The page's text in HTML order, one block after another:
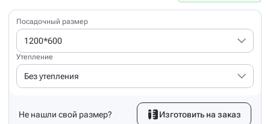
Посадочный размер
1200*600
Утепление
Без утепления
Не нашли свой размер? Изготовить на заказ